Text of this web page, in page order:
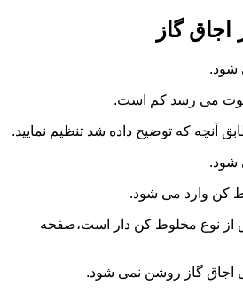
گاز
می رسد کم است.
آنچه که توضیح داده شد تنظیم نمایید.
کن وارد می شود.
از نوع مخلوط کن دار است،صفحه